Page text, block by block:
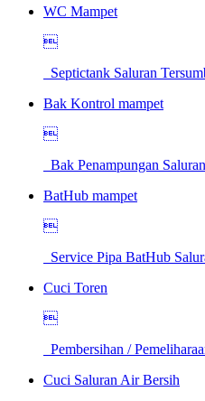
WC Mampet

Septictank Saluran
Bak Kontrol mampet

Bak Penampungan
BatHub mampet

Service Pipa BatHub
Cuci Toren

Pembersihan /
Cuci Saluran Air Bersih